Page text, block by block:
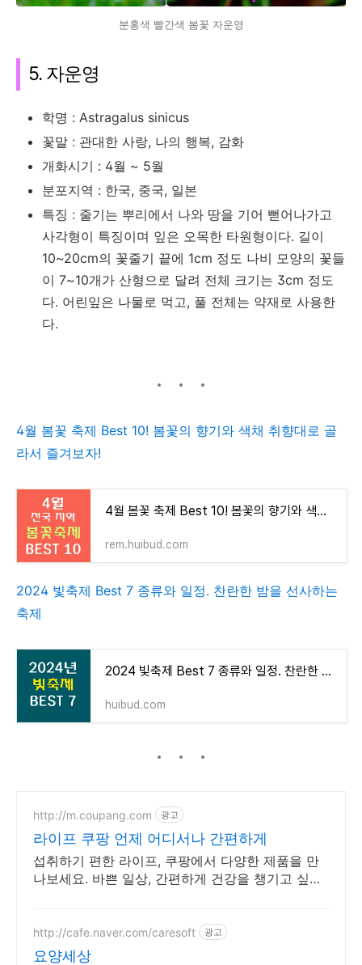
분홍색 빨간색 봄꽃 자운영
5. 자운영
학명 : Astragalus sinicus
꽃말 : 관대한 사랑, 나의 행복, 감화
개화시기 : 4월 ~ 5월
분포지역 : 한국, 중국, 일본
특징 : 줄기는 뿌리에서 나와 땅을 기어 뻗어나가고
사각형이 특징이며 잎은 오목한 타원형이다. 길이
10~20cm의 꽃줄기 끝에 1cm 정도 나비 모양의 꽃들
이 7~10개가 산형으로 달려 전체 크기는 3cm 정도
다. 어린잎은 나물로 먹고, 풀 전체는 약재로 사용한
다.
4월 봄꽃 축제 Best 10! 봄꽃의 향기와 색채 취향대로 골
라서 즐겨보자!
4월 봄꽃 축제 Best 10! 봄꽃의 향기와 색채 취향대로 골라서 즐겨보자!
rem.huibud.com
2024 빛축제 Best 7 종류와 일정. 찬란한 밤을 선사하는
축제
2024 빛축제 Best 7 종류와 일정. 찬란한 밤을 선사하는 축제
huibud.com
http://m.coupang.com 광고
라이프 쿠팡 언제 어디서나 간편하게
섭취하기 편한 라이프, 쿠팡에서 다양한 제품을 만
나보세요. 바쁜 일상, 간편하게 건강을 챙기고 싶다
http://cafe.naver.com/caresoft 광고
요양세상